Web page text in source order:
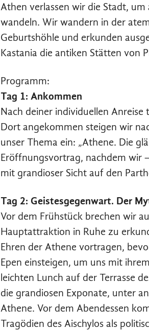
Athen verlassen wir die Stadt,
wandeln. Wir wandern in der
Geburtshöhle und erkunden
Kastania die antiken Stätten von
Programm:
Tag 1: Ankommen
Nach deiner individuellen
Dort angekommen steigen wir
unser Thema ein: „Athene. Die
Eröffnungsvortrag, nachdem wir
mit grandioser Sicht auf den
Tag 2: Geistesgegenwart. Der
Vor dem Frühstück brechen wir
Hauptattraktion in Ruhe zu
Ehren der Athene vortragen,
Epen einsteigen, um uns mit
leichten Lunch auf der Terrasse
die grandiosen Exponate, unter
Athene. Vor dem Abendessen
Tragödien des Aischylos als